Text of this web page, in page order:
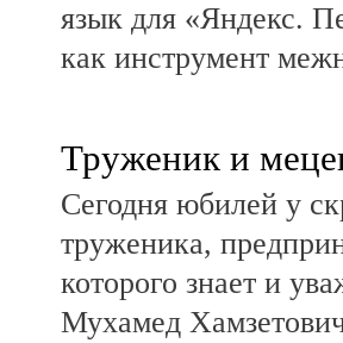
язык для «Яндекс.
как инструмент
Труженик и
Сегодня юбилей у
труженика,
которого знает и
Мухамед